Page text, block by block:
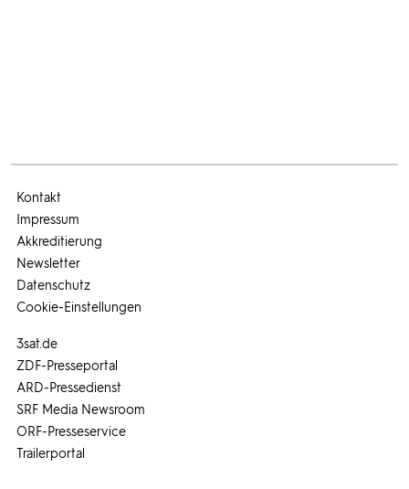
3sat.de
ZDF-Presseportal
ARD-Pressedienst
SRF Media Newsroom
ORF-Presseservice
Trailerportal
Kontakt
Impressum
Akkreditierung
Newsletter
Datenschutz
Cookie-Einstellungen